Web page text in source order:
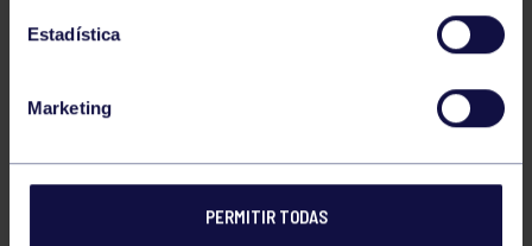
Estadística
Marketing
PERMITIR TODAS